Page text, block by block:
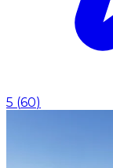
5 (60)